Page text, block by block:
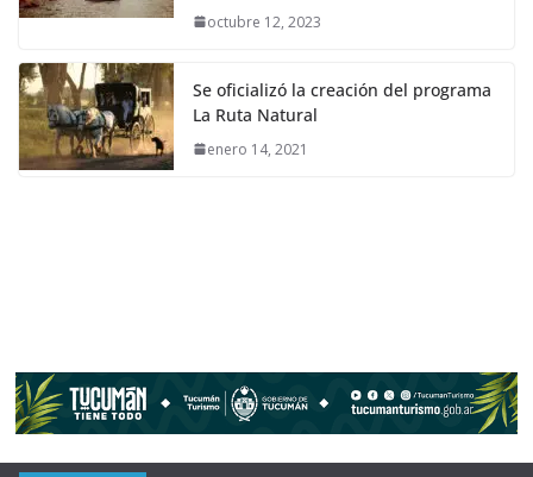
octubre 12, 2023
Se oficializó la creación del programa
La Ruta Natural
enero 14, 2021